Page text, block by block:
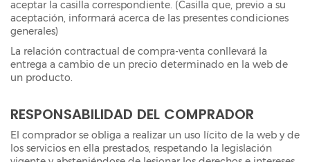
aceptar la casilla correspondiente. (Casilla que, previo a su
aceptación, informará acerca de las presentes condiciones
generales)
La relación contractual de compra-venta conllevará la
entrega a cambio de un precio determinado en la web de
un producto.
RESPONSABILIDAD DEL COMPRADOR
El comprador se obliga a realizar un uso lícito de la web y de
los servicios en ella prestados, respetando la legislación